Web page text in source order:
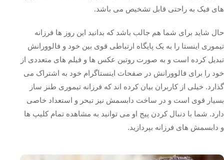
های فیک به راحتی قابل تشخیص می باشد.
حال شاید برای شما هم جالب باشد که بدانید این روز ها فرزانه
تیموری اینستا را به یک پایگاه ارتباطی قوی بین خود و فالوورانش
تبدیل کرده است و به صورت روتین عکس‌ ها و فیلم‌ های متعددی از
خود را برای فالوورانش در صفحات اینستاگرام خود به اشتراک می‌
گذارد. خیلی از کاربران بیان کرده اند که فرزانه تیموری طنز ساز
بسیار قوی است و در ساخت دابسمش نیز تبحر و استعداد خاصی
دارد. شما با دنبال کردن پیج او می توانید به مشاهده تمام کلیپ ها
و دابسمش های فرزانه بپردازید.